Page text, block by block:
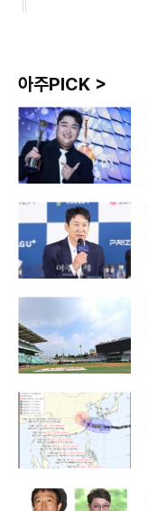
아주PICK >